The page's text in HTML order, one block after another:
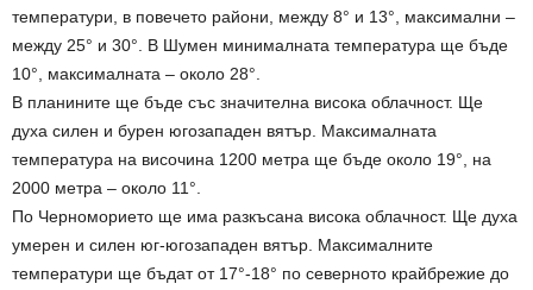
температури, в повечето райони, между 8° и 13°, максимални –
между 25° и 30°. В Шумен минималната температура ще бъде
10°, максималната – около 28°.
В планините ще бъде със значителна висока облачност. Ще
духа силен и бурен югозападен вятър. Максималната
температура на височина 1200 метра ще бъде около 19°, на
2000 метра – около 11°.
По Черноморието ще има разкъсана висока облачност. Ще духа
умерен и силен юг-югозападен вятър. Максималните
температури ще бъдат от 17°-18° по северното крайбрежие до